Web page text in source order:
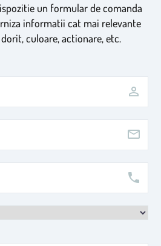
un formular de comanda
informatii cat mai relevante
culoare, actionare, etc.